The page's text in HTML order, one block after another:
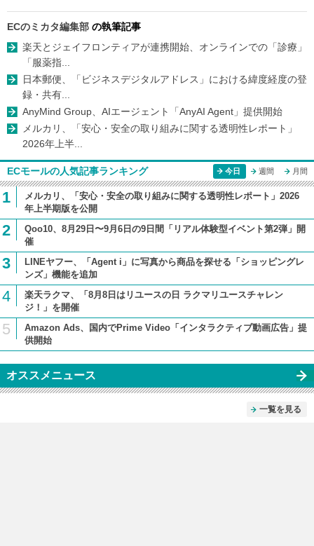
ECのミカタ編集部 の執筆記事
楽天とジェイフロンティアが連携開始、オンラインでの「診療」
「服薬指...
日本郵便、「ビジネスデジタルアドレス」における緯度経度の登
録・共有...
AnyMind Group、AIエージェント「AnyAI Agent」提供開始
メルカリ、「安心・安全の取り組みに関する透明性レポート」
2026年上半...
ECモールの人気記事ランキング 今日 週間 月間
1
メルカリ、「安心・安全の取り組みに関する透明性レポート」2026
年上半期版を公開
2
Qoo10、8月29日〜9月6日の9日間「リアル体験型イベント第2弾」開
催
3
LINEヤフー、「Agent i」に写真から商品を探せる「ショッピングレ
ンズ」機能を追加
4
楽天ラクマ、「8月8日はリユースの日 ラクマリユースチャレン
ジ！」を開催
5
Amazon Ads、国内でPrime Video「インタラクティブ動画広告」提
供開始
オススメニュース
一覧を見る